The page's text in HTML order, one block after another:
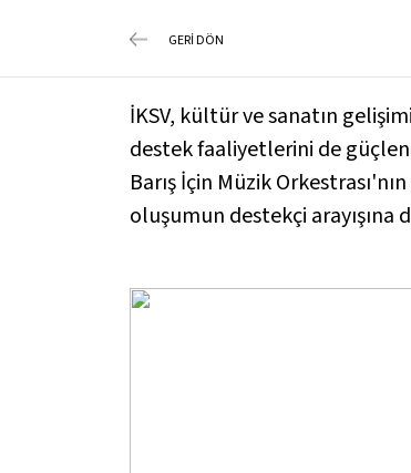
GERİ DÖN
İKSV, kültür ve sanatın
destek faaliyetlerini de
Barış İçin Müzik
oluşumun destekçi arayışına